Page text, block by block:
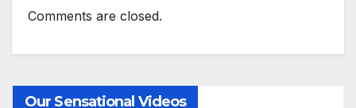
Comments are closed.
Our Sensational Videos